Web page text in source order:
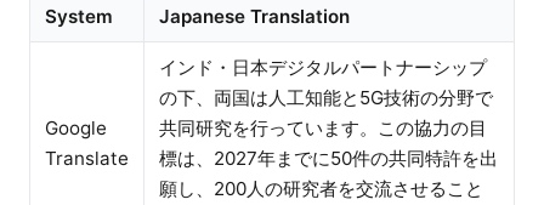
System Japanese Translation
Google
Translate
インド・日本デジタルパートナーシップ
の下、両国は人工知能と5G技術の分野で
共同研究を行っています。この協力の目
標は、2027年までに50件の共同特許を出
願し、200人の研究者を交流させること